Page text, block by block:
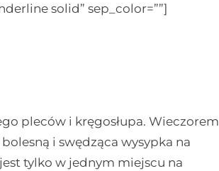
solid” sep_color=””]
pleców i kręgosłupa. Wieczorem
i swędząca wysypka na
tylko w jednym miejscu na